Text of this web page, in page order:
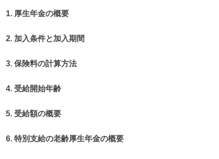
1. 厚生年金の概要
2. 加入条件と加入期間
3. 保険料の計算方法
4. 受給開始年齢
5. 受給額の概要
6. 特別支給の老齢厚生年金の概要